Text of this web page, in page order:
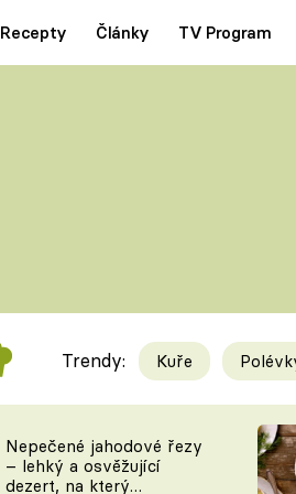
Recepty Články TV Program
Videorecepty
TEĎ VAŘÍ ŠÉF!
Trendy: Kuře
Nepečené jahodové řezy
– lehký a osvěžující
dezert, na který